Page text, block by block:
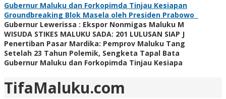
Gubernur Maluku dan Forkopimda Tinjau Kesiapan
Groundbreaking Blok Masela oleh Presiden Prabowo
Gubernur Lewerissa : Ekspor Nonmigas Maluku M
WISUDA STIKES MALUKU SADA: 201 LULUSAN SIAP J
Penertiban Pasar Mardika: Pemprov Maluku Tang
Setelah 23 Tahun Polemik, Sengketa Tapal Bata
Gubernur Maluku dan Forkopimda Tinjau Kesiapa
TifaMaluku.com